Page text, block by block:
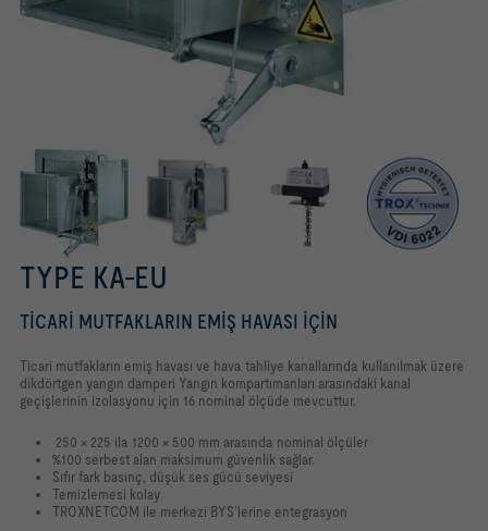
TYPE KA-EU
TICARI MUTFAKLARIN EMIŞ HAVASI IÇIN
Ticari mutfakların emiş havası ve hava tahliye kanallarında kullanılmak üzere
dikdörtgen yangın damperi Yangın kompartımanları arasındaki kanal
geçişlerinin izolasyonu için 16 nominal ölçüde mevcuttur.
250 × 225 ila 1200 × 500 mm arasında nominal ölçüler
%100 serbest alan maksimum güvenlik sağlar.
Sıfır fark basınç, düşük ses gücü seviyesi
Temizlemesi kolay
TROXNETCOM ile merkezi BYS’lerine entegrasyon